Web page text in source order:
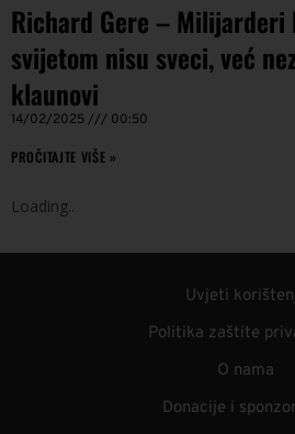
Richard Gere – Milijarderi
svijetom nisu sveci, već
klaunovi
14/02/2025 00:50
PROČITAJTE VIŠE »
Loading..
Uvjeti
Politika zaštite
O nama
Donacije i